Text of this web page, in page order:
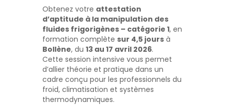
Obtenez votre attestation
d’aptitude à la manipulation des
fluides frigorigènes – catégorie 1, en
formation complète sur 4,5 jours à
Bollène, du 13 au 17 avril 2026.
Cette session intensive vous permet
d’allier théorie et pratique dans un
cadre conçu pour les professionnels du
froid, climatisation et systèmes
thermodynamiques.